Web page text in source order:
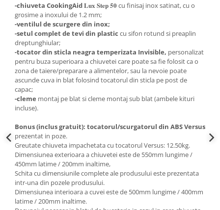
-chiuveta CookingAidLux Step 50cu finisaj inox satinat, cu o
grosime a inoxului de 1.2 mm;
-ventilul de scurgere din inox;
-setul complet de tevi din plastic cu sifon rotund si preaplin
dreptunghiular;
-tocator din sticla neagra temperizata Invisible, personalizat
pentru buza superioara a chiuvetei care poate sa fie folosit ca o
zona de taiere/preparare a alimentelor, sau la nevoie poate
ascunde cuva in blat folosind tocatorul din sticla pe post de
capac;
-cleme montaj pe blat si cleme montaj sub blat (ambele kituri
incluse).
Bonus (inclus gratuit): tocatorul/scurgatorul din ABS Versus
prezentat in poze.
Greutate chiuveta impachetata cu tocatorul Versus: 12.50kg.
Dimensiunea exterioara a chiuvetei este de 550mm lungime /
450mm latime / 200mm inaltime,
Schita cu dimensiunile complete ale produsului este prezentata
intr-una din pozele produsului.
Dimensiunea interioara a cuvei este de 500mm lungime / 400mm
latime / 200mm inaltime.